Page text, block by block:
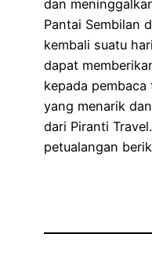
dan
Pantai Sembilan
kembali suatu
dapat
kepada
yang menarik
dari Piranti
petualangan